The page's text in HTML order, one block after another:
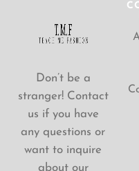
Don’t be a
stranger! Contact
us if you have
any questions or
want to inquire
about our